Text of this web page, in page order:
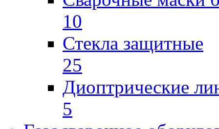
10
Стекла защитные
25
Диоптрические
5